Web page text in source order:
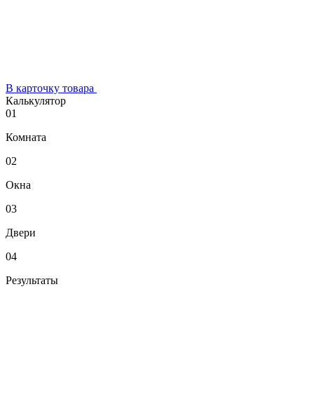
В карточку товара
Калькулятор
01
Комната
02
Окна
03
Двери
04
Результаты